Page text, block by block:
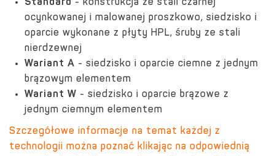
Standard - konstrukcja ze stali czarnej
ocynkowanej i malowanej proszkowo, siedzisko i
oparcie wykonane z płyty HPL, śruby ze stali
nierdzewnej
Wariant A - siedzisko i oparcie ciemne z jednym
brązowym elementem
Wariant W - siedzisko i oparcie brązowe z
jednym ciemnym elementem
Szczegółowe informacje na temat każdej z
technologii można poznać klikając na odpowiednią